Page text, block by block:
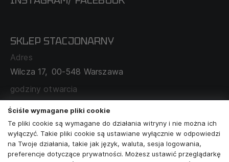
O NAS
MAPA SERWISU
ZAMÓWIENIA KORPORACYJNE
WSPÓŁPRACA Z PARTNERAMI
SKLEP STACJONARNY
Adres
Wilcza 17, 00-548 Warszawa
godziny otwarcia
poniedziałek - sobota: 11:00 - 19:00
Skontaktuj się z nami
+48573581161
Ściśle wymagane pliki cookie
Te pliki cookie są wymagane do działania witryny i nie można ich
wyłączyć. Takie pliki cookie są ustawiane wyłącznie w odpowiedzi
na Twoje działania, takie jak język, waluta, sesja logowania,
preferencje dotyczące prywatności. Możesz ustawić przeglądarkę